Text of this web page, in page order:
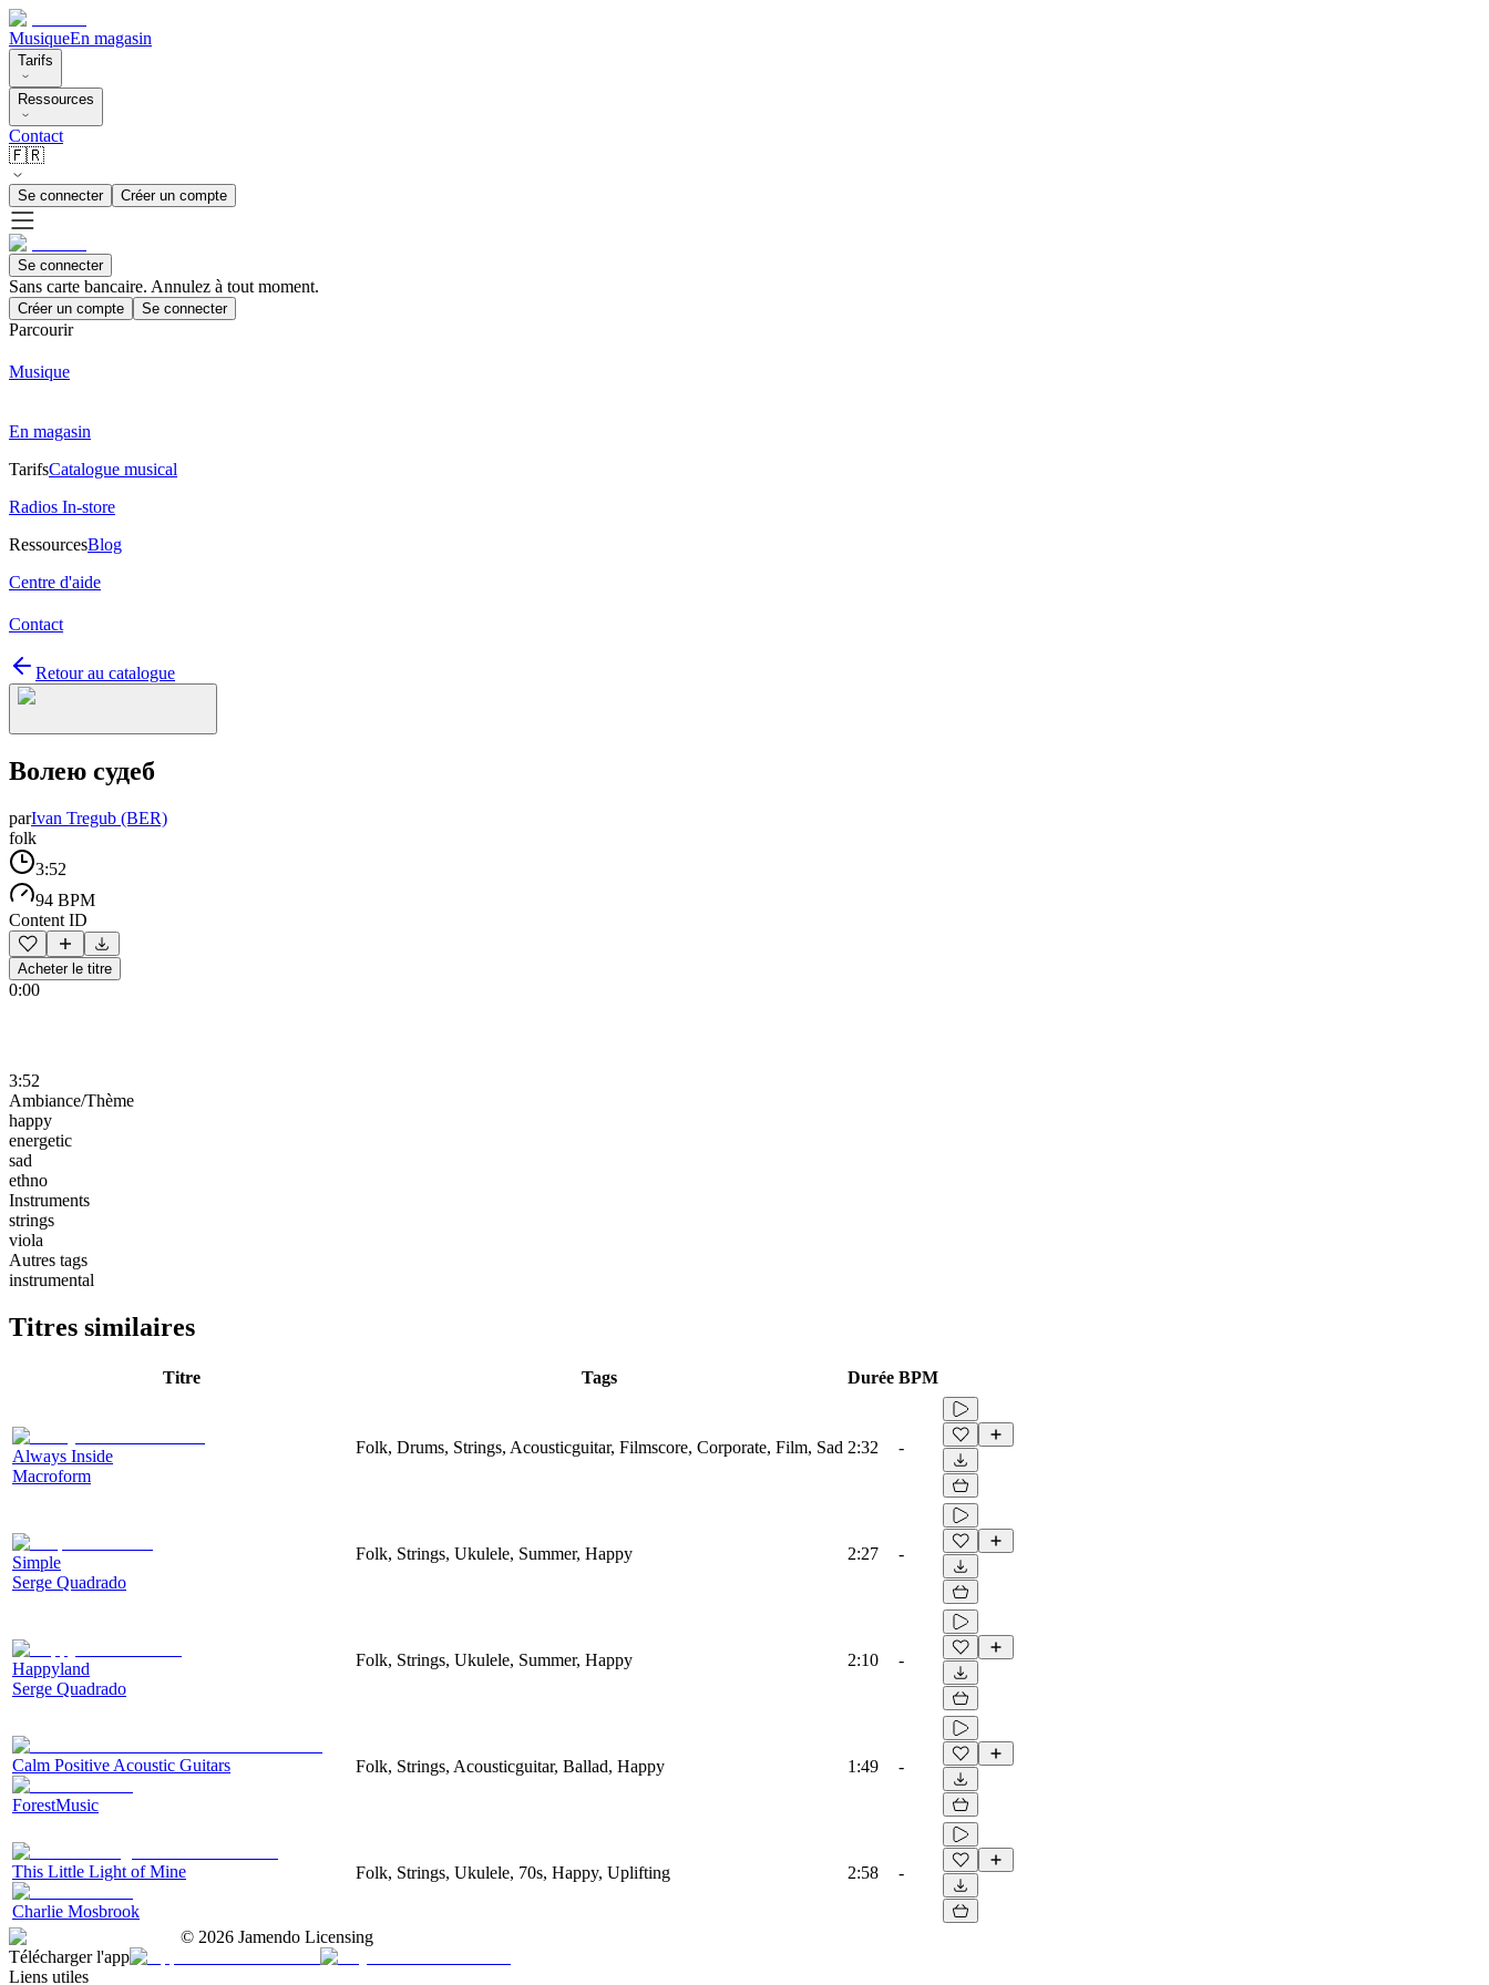
MusiqueEn magasin
Tarifs
Ressources
Contact
🇫🇷
Se connecter Créer un compte
Se connecter
Sans carte bancaire. Annulez à tout moment.
Créer un compte Se connecter
Parcourir
Musique
En magasin
TarifsCatalogue musical
Radios In-store
RessourcesBlog
Centre d'aide
Contact
Retour au catalogue
Волею судеб
parIvan Tregub (BER)
folk
3:52
94 BPM
Content ID
Acheter le titre
0:00
3:52
Ambiance/Thème
happy
energetic
sad
ethno
Instruments
strings
viola
Autres tags
instrumental
Titres similaires
Titre Tags Durée BPM
Always Inside
Macroform
Folk, Drums, Strings, Acousticguitar, Filmscore, Corporate, Film, Sad 2:32 -
Simple
Serge Quadrado
Folk, Strings, Ukulele, Summer, Happy 2:27 -
Happyland
Serge Quadrado
Folk, Strings, Ukulele, Summer, Happy 2:10 -
Calm Positive Acoustic Guitars
ForestMusic
Folk, Strings, Acousticguitar, Ballad, Happy 1:49 -
This Little Light of Mine
Charlie Mosbrook
Folk, Strings, Ukulele, 70s, Happy, Uplifting 2:58 -
© 2026 Jamendo Licensing
Télécharger l'app
Liens utiles